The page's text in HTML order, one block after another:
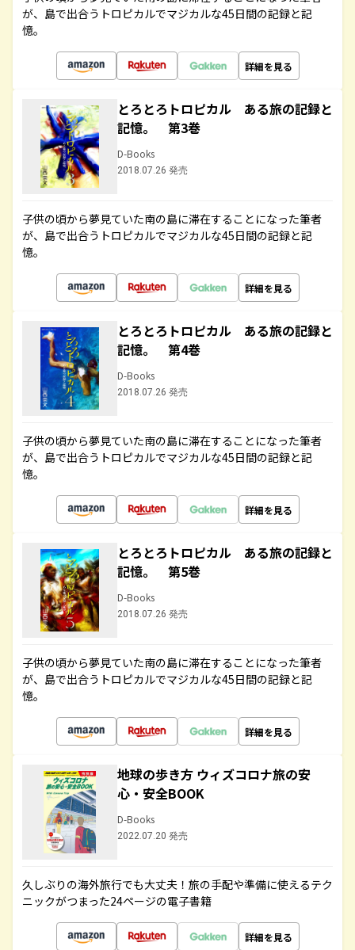
が、島で出合うトロピカルでマジカルな45日間の記録と記
憶。
詳細を見る
とろとろトロピカル ある旅の記録と
記憶。 第3巻
D-Books
2018.07.26 発売
子供の頃から夢見ていた南の島に滞在することになった筆者
が、島で出合うトロピカルでマジカルな45日間の記録と記
憶。
詳細を見る
とろとろトロピカル ある旅の記録と
記憶。 第4巻
D-Books
2018.07.26 発売
子供の頃から夢見ていた南の島に滞在することになった筆者
が、島で出合うトロピカルでマジカルな45日間の記録と記
憶。
詳細を見る
とろとろトロピカル ある旅の記録と
記憶。 第5巻
D-Books
2018.07.26 発売
子供の頃から夢見ていた南の島に滞在することになった筆者
が、島で出合うトロピカルでマジカルな45日間の記録と記
憶。
詳細を見る
地球の歩き方 ウィズコロナ旅の安
心・安全BOOK
D-Books
2022.07.20 発売
久しぶりの海外旅行でも大丈夫！旅の手配や準備に使えるテク
ニックがつまった24ページの電子書籍
詳細を見る